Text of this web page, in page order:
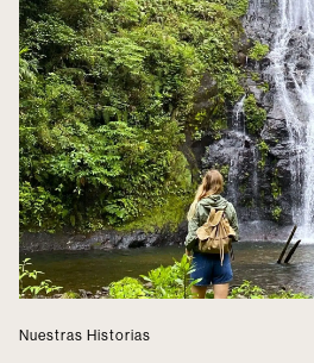
Nuestras Historias